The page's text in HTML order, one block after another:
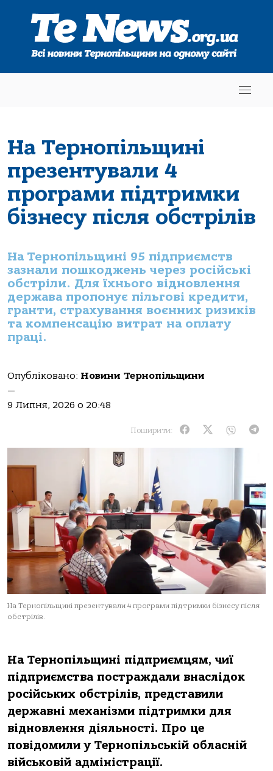
На Тернопільщині
презентували 4
програми підтримки
бізнесу після обстрілів
На Тернопільщині 95 підприємств
зазнали пошкоджень через російські
обстріли. Для їхнього відновлення
держава пропонує пільгові кредити,
гранти, страхування воєнних ризиків
та компенсацію витрат на оплату
праці.
Опубліковано: Новини Тернопільщини
—
9 Липня, 2026 о 20:48
Поширити:
На Тернопільщині презентували 4 програми підтримки бізнесу після
обстрілів.
На Тернопільщині підприємцям, чиї
підприємства постраждали внаслідок
російських обстрілів, представили
державні механізми підтримки для
відновлення діяльності. Про це
повідомили у Тернопільській обласній
військовій адміністрації.